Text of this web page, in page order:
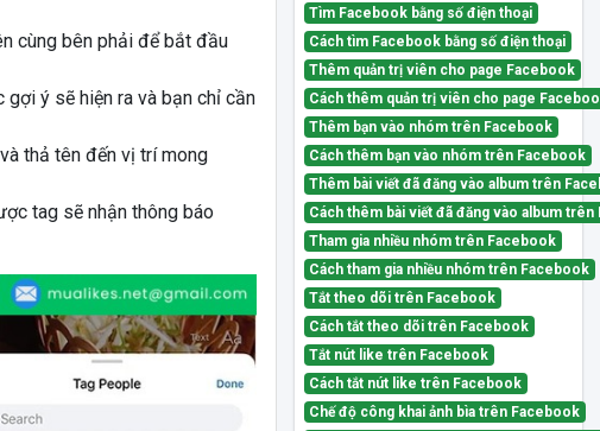
cùng bên phải để bắt đầu
ý sẽ hiện ra và bạn chỉ cần
thả tên đến vị trí mong
tag sẽ nhận thông báo
Tìm Facebook bằng số điện thoại
Cách tìm Facebook bằng số điện thoại
Thêm quản trị viên cho page Facebook
Cách thêm quản trị viên cho page
Thêm bạn vào nhóm trên Facebook
Cách thêm bạn vào nhóm trên Facebook
Thêm bài viết đã đăng vào album trên
Cách thêm bài viết đã đăng vào album
Tham gia nhiều nhóm trên Facebook
Cách tham gia nhiều nhóm trên Facebook
Tắt theo dõi trên Facebook
Cách tắt theo dõi trên Facebook
Tắt nút like trên Facebook
Cách tắt nút like trên Facebook
Chế độ công khai ảnh bìa trên Facebook